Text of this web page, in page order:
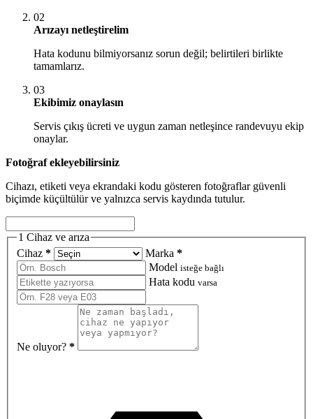
02
Arızayı netleştirelim
Hata kodunu bilmiyorsanız sorun değil; belirtileri birlikte
tamamlarız.
03
Ekibimiz onaylasın
Servis çıkış ücreti ve uygun zaman netleşince randevuyu ekip
onaylar.
Fotoğraf ekleyebilirsiniz
Cihazı, etiketi veya ekrandaki kodu gösteren fotoğraflar güvenli
biçimde küçültülür ve yalnızca servis kaydında tutulur.
1 Cihaz ve arıza
Cihaz * Marka *
Model isteğe bağlı
Hata kodu varsa
Ne oluyor? *